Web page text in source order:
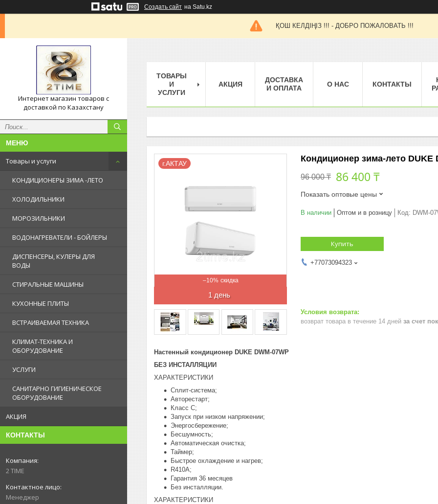
Создать сайт на Satu.kz
ҚОШ КЕЛДІҢІЗ !!! - ДОБРО ПОЖАЛОВАТЬ !!!
Интернет магазин товаров с
доставкой по Казахстану
Товары и услуги
КОНДИЦИОНЕРЫ ЗИМА -ЛЕТО
ХОЛОДИЛЬНИКИ
МОРОЗИЛЬНИКИ
ВОДОНАГРЕВАТЕЛИ - БОЙЛЕРЫ
ДИСПЕНСЕРЫ, КУЛЕРЫ ДЛЯ
ВОДЫ
СТИРАЛЬНЫЕ МАШИНЫ
КУХОННЫЕ ПЛИТЫ
ВСТРАИВАЕМАЯ ТЕХНИКА
КЛИМАТ-ТЕХНИКА И
ОБОРУДОВАНИЕ
УСЛУГИ
САНИТАРНО ГИГИЕНИЧЕСКОЕ
ОБОРУДОВАНИЕ
АКЦИЯ
КОНТАКТЫ
2 TIME
Менеджер
ТОВАРЫ
И
УСЛУГИ
АКЦИЯ
ДОСТАВКА
И ОПЛАТА
О НАС КОНТАКТЫ
–10%
г.АКТАУ
1 день
Кондиционер зима-лето DUKE
96 000 ₸ 86 400 ₸
Показать оптовые цены
В наличии Оптом и в розницу Код: DWM-
Купить
+77073094323
возврат товара в течение 14 дней за счет
Настенный кондиционер DUKE DWM-07WP
БЕЗ ИНСТАЛЛЯЦИИ
ХАРАКТЕРИСТИКИ
Сплит-система;
Авторестарт;
Класс C;
Запуск при низком напряжении;
Энергосбережение;
Бесшумность;
Автоматическая очистка;
Таймер;
Быстрое охлаждение и нагрев;
R410A;
Гарантия 36 месяцев
Без инсталляции.
ХАРАКТЕРИСТИКИ